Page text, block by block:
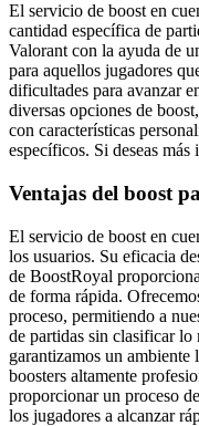
El servicio de boost en
cantidad específica de
Valorant con la ayuda de
para aquellos jugadores
dificultades para avanzar
diversas opciones de
con características
específicos. Si deseas
Ventajas del boost
El servicio de boost en
los usuarios. Su eficacia
de BoostRoyal
de forma rápida.
proceso, permitiendo a
de partidas sin clasificar lo
garantizamos un ambiente
boosters altamente
proporcionar un proceso
los jugadores a alcanzar